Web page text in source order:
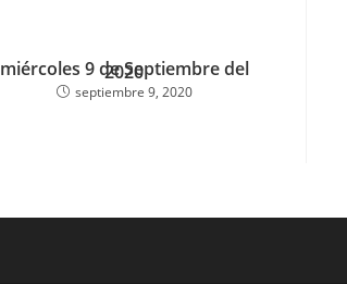
miércoles 9 de Septiembre del
2020
septiembre 9, 2020